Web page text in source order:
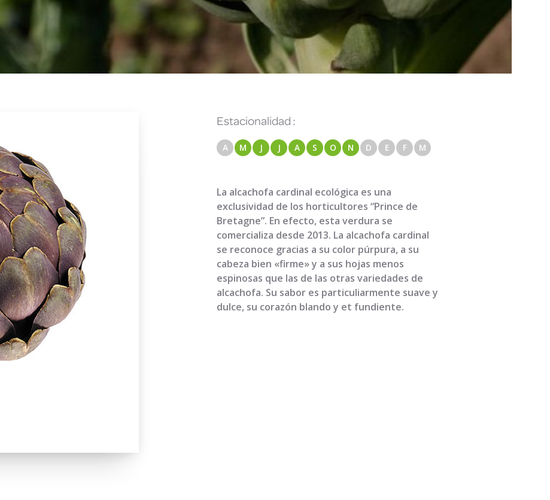
Estacionalidad :
A M J J A S O N D E F M
La alcachofa cardinal ecológica es una
exclusividad de los horticultores “Prince de
Bretagne”. En efecto, esta verdura se
comercializa desde 2013. La alcachofa cardinal
se reconoce gracias a su color púrpura, a su
cabeza bien «firme» y a sus hojas menos
espinosas que las de las otras variedades de
alcachofa. Su sabor es particuliarmente suave y
dulce, su corazón blando y et fundiente.